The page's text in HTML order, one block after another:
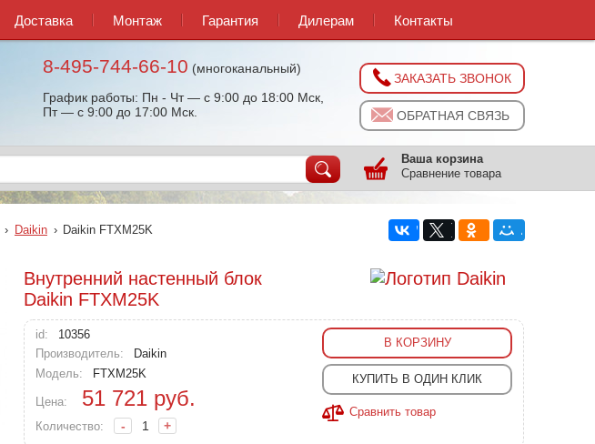
Доставка Монтаж Гарантия Дилерам Контакты
8-495-744-66-10 (многоканальный)
График работы: Пн - Чт — с 9:00 до 18:00 Мск,
Пт — с 9:00 до 17:00 Мск.
ЗАКАЗАТЬ ЗВОНОК
ОБРАТНАЯ СВЯЗЬ
Ваша корзина
Сравнение товара
› Daikin › Daikin FTXM25K
Внутренний настенный блок
Daikin FTXM25K
id:
10356
Производитель:
Daikin
Модель:
FTXM25K
Цена: 51 721 руб.
Количество: - +
В КОРЗИНУ
КУПИТЬ В ОДИН КЛИК
Сравнить товар